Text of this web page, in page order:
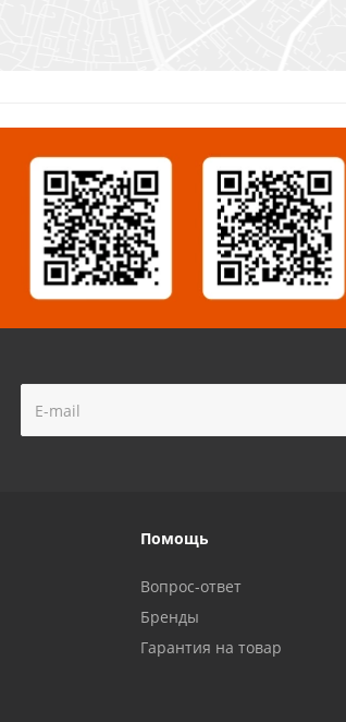
Помощь
Вопрос-ответ
Бренды
Гарантия на товар